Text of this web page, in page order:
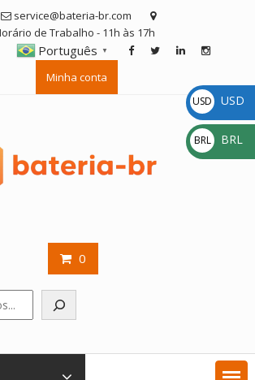
service@bateria-br.com
de Trabalho - 11h às 17h
Português ▼
Minha conta
0
USD
$
USD
BRL
R$
BRL